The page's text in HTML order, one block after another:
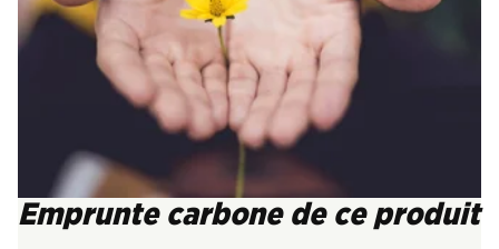
Emprunte carbone de ce produit